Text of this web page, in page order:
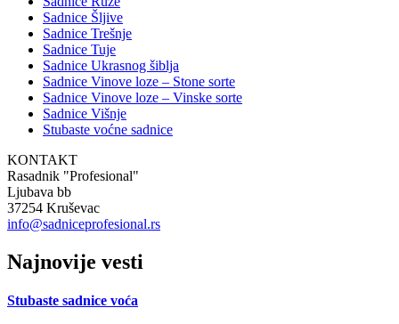
Sadnice Šljive
Sadnice Trešnje
Sadnice Tuje
Sadnice Ukrasnog šiblja
Sadnice Vinove loze – Stone sorte
Sadnice Vinove loze – Vinske sorte
Sadnice Višnje
Stubaste voćne sadnice
KONTAKT
Rasadnik "Profesional"
Ljubava bb
37254 Kruševac
info@sadniceprofesional.rs
Najnovije vesti
Stubaste sadnice voća